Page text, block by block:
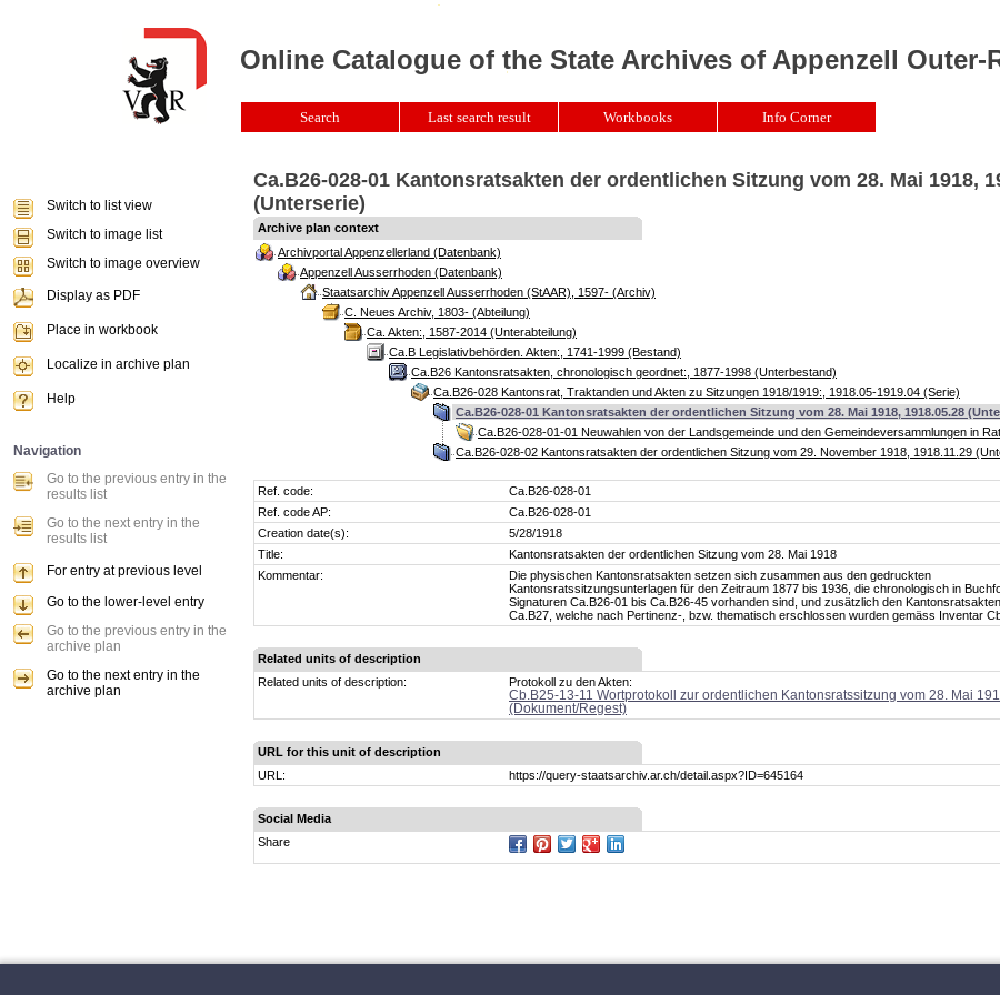
Ca.B26-028-01 Kantonsratsakten der ordentlichen Sitzung vom 28. Mai 1918,
(Unterserie)
Archive plan context
Archivportal Appenzellerland (Datenbank)
Appenzell Ausserrhoden (Datenbank)
Staatsarchiv Appenzell Ausserrhoden (StAAR), 1597- (Archiv)
C. Neues Archiv, 1803- (Abteilung)
Ca. Akten:, 1587-2014 (Unterabteilung)
Ca.B Legislativbehörden. Akten:, 1741-1999 (Bestand)
Ca.B26 Kantonsratsakten, chronologisch geordnet:, 1877-1998 (Unterbestand)
Ca.B26-028 Kantonsrat, Traktanden und Akten zu Sitzungen 1918/1919:, 1918.05-1919.04 (Serie)
Ca.B26-028-01 Kantonsratsakten der ordentlichen Sitzung vom 28. Mai 1918, 1918.05.28
Ca.B26-028-01-01 Neuwahlen von der Landsgemeinde und den Gemeindeversammlungen in
Ca.B26-028-02 Kantonsratsakten der ordentlichen Sitzung vom 29. November 1918, 1918.11.29
Ref. code:
Ca.B26-028-01
Ref. code AP:
Ca.B26-028-01
Creation date(s):
5/28/1918
Title:
Kantonsratsakten der ordentlichen Sitzung vom 28. Mai 1918
Kommentar:
Die physischen Kantonsratsakten setzen sich zusammen aus den gedruckten
Kantonsratssitzungsunterlagen für den Zeitraum 1877 bis 1936, die chronologisch in
Signaturen Ca.B26-01 bis Ca.B26-45 vorhanden sind, und zusätzlich den
Ca.B27, welche nach Pertinenz-, bzw. thematisch erschlossen wurden gemäss Inventar
Related units of description
Related units of description:
Protokoll zu den Akten:
Cb.B25-13-11 Wortprotokoll zur ordentlichen Kantonsratssitzung vom 28. Mai
(Dokument/Regest)
URL for this unit of description
URL:
https://query-staatsarchiv.ar.ch/detail.aspx?ID=645164
Social Media
Share
Online Catalogue of the State Archives of Appenzell Outer-
Search Last search result Workbooks Info Corner
Switch to list view
Switch to image list
Switch to image overview
Display as PDF
Place in workbook
Localize in archive plan
Help
Navigation
Go to the previous entry in the
results list
Go to the next entry in the
results list
For entry at previous level
Go to the lower-level entry
Go to the previous entry in the
archive plan
Go to the next entry in the
archive plan